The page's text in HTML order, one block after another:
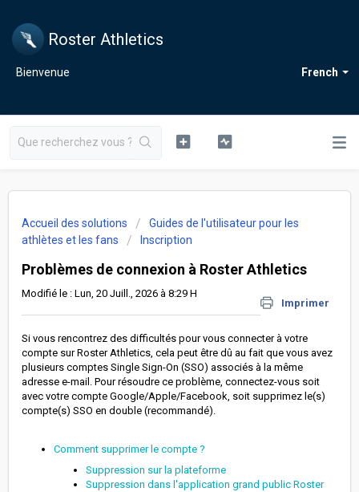
Roster Athletics
French
Bienvenue
Accueil des solutions
Guides de l'utilisateur pour les
athlètes et les fans
Inscription
Problèmes de connexion à Roster Athletics
Imprimer
Modifié le : Lun, 20 Juill., 2026 à 8:29 H
Si vous rencontrez des difficultés pour vous connecter à votre
compte sur Roster Athletics, cela peut être dû au fait que vous avez
plusieurs comptes Single Sign-On (SSO) associés à la même
adresse e-mail. Pour résoudre ce problème, connectez-vous soit
avec votre compte Google/Apple/Facebook, soit supprimez le(s)
compte(s) SSO en double (recommandé).
Comment supprimer le compte ?
Suppression sur la plateforme
Suppression dans l'application grand public Roster